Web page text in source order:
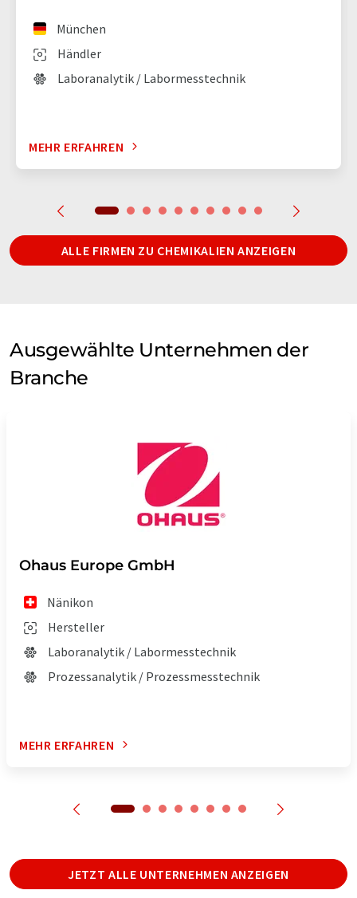
Händler
München
Laboranalytik / Labormesstechnik
MEHR ERFAHREN
ALLE FIRMEN ZU CHEMIKALIEN ANZEIGEN
Ausgewählte Unternehmen der
Branche
Ohaus Europe GmbH
Nänikon
Hersteller
Laboranalytik / Labormesstechnik
Prozessanalytik / Prozessmesstechnik
MEHR ERFAHREN
JETZT ALLE UNTERNEHMEN ANZEIGEN